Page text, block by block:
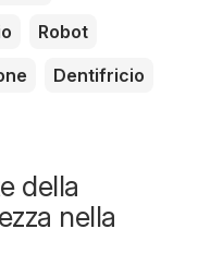
Robot
Dentifricio
della
nella